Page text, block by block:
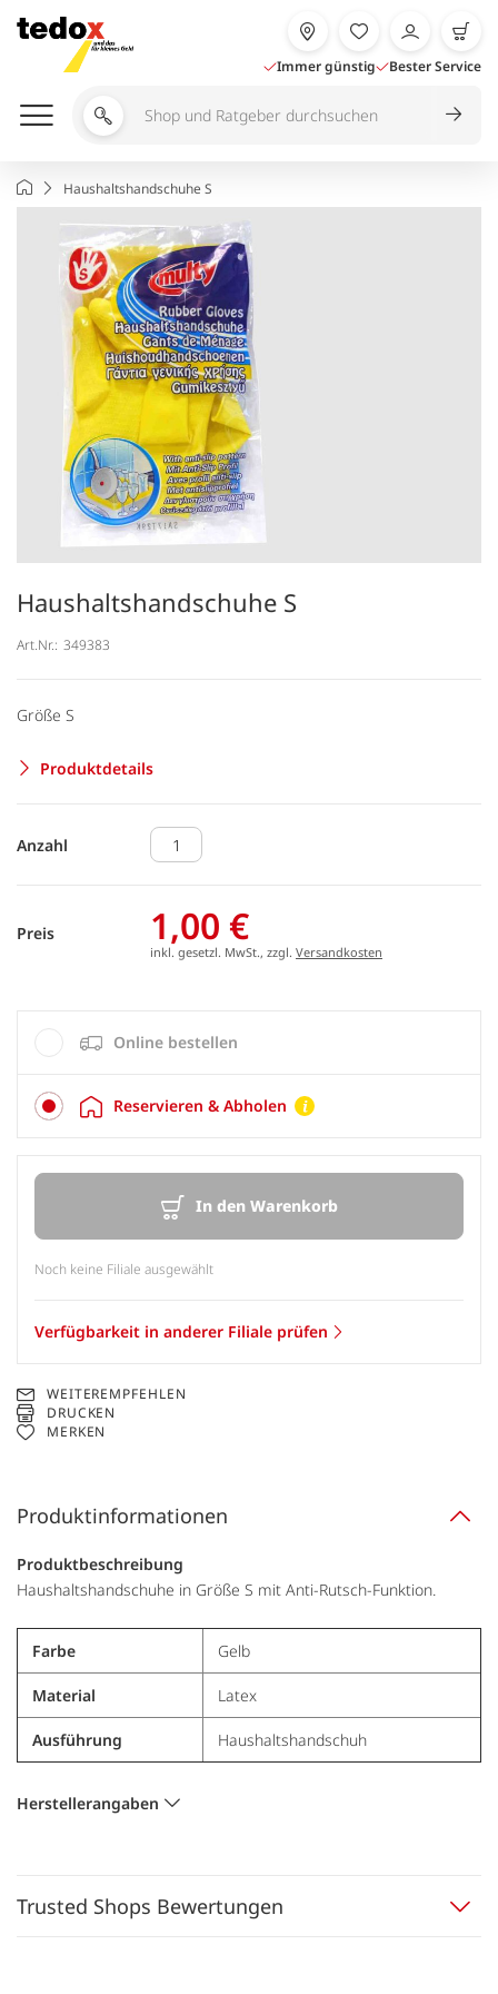
Inhalt
springen
Immer günstig Bester Service
Shop
durchsuchen
StartseiteHaushaltshandschuhe S
Haushaltshandschuhe S
Art.Nr.: 349383
Größe S
Produktdetails
Anzahl
Preis 1,00 €
inkl. gesetzl. MwSt., zzgl. Versandkosten
Online bestellen
Reservieren & Abholen
In den Warenkorb
Noch keine Filiale ausgewählt
Verfügbarkeit in anderer Filiale prüfen
WEITEREMPFEHLEN
DRUCKEN
MERKEN
Produktinformationen
Produktbeschreibung
Haushaltshandschuhe in Größe S mit Anti-Rutsch-Funktion.
Farbe Gelb
Material Latex
Ausführung Haushaltshandschuh
Herstellerangaben
Trusted Shops Bewertungen